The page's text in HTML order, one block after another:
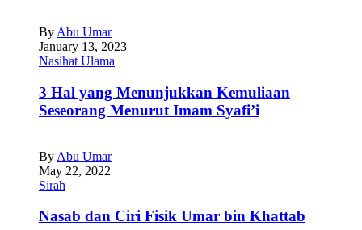
By Abu Umar
January 13, 2023
Nasihat Ulama
3 Hal yang Menunjukkan Kemuliaan
Seseorang Menurut Imam Syafi’i
By Abu Umar
May 22, 2022
Sirah
Nasab dan Ciri Fisik Umar bin Khattab